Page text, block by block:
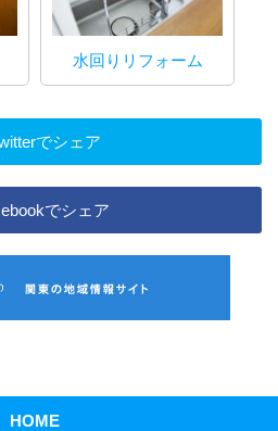
水回りリフォーム
でシェア
でシェア
HOME